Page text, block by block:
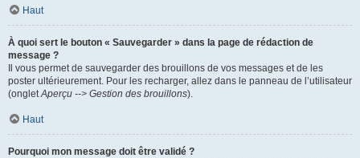
Haut
À quoi sert le bouton « Sauvegarder » dans la page de rédaction de
message ?
Il vous permet de sauvegarder des brouillons de vos messages et de les
poster ultérieurement. Pour les recharger, allez dans le panneau de l’utilisateur
(ongletAperçu --> Gestion des brouillons).
Haut
Pourquoi mon message doit être validé ?